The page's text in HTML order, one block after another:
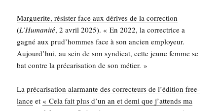
Mar­gue­rite, résis­ter face aux dérives de la cor­rec­tion
(L’Hu­ma­ni­té, 2 avril 2025). « En 2022, la cor­rec­trice a
gagné aux prud’hommes face à son ancien employeur.
Aujourd’hui, au sein de son syn­di­cat, cette jeune femme se
bat contre la pré­ca­ri­sa­tion de son métier. »
La pré­ca­ri­sa­tion alar­mante des cor­rec­teurs de l’édition free-
lance et « Cela fait plus d’un an et demi que j’attends ma